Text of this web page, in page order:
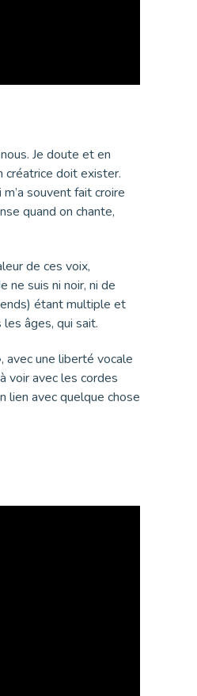
Je doute et en
créatrice doit exister.
souvent fait croire
quand on chante,
de ces voix,
ne suis ni noir, ni de
étant multiple et
âges, qui sait.
avec une liberté vocale
voir avec les cordes
lien avec quelque chose